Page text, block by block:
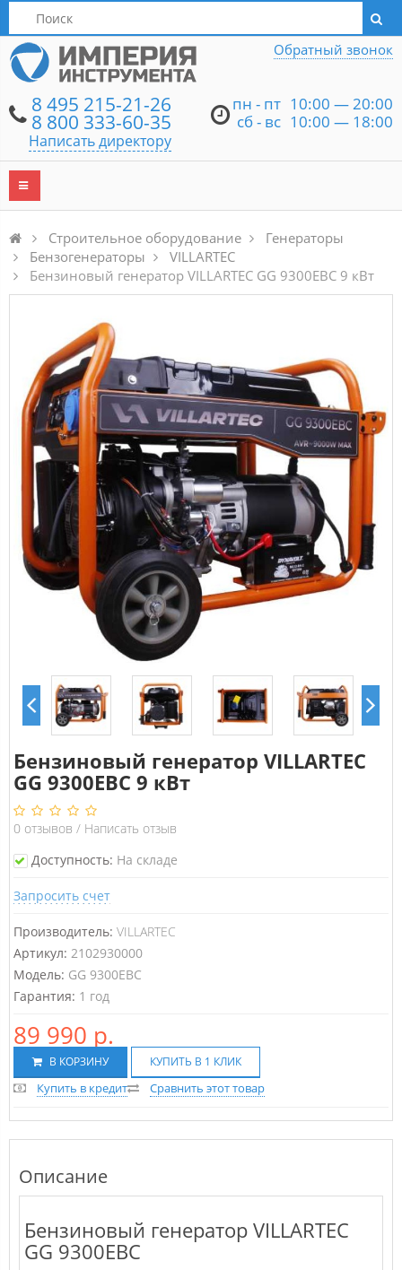
Написать директору
8 495 215-21-26
8 800 333-60-35
Написать директору
пн - пт 10:00 — 20:00
сб - вс 10:00 — 18:00
Обратный звонок
Строительное оборудование
Генераторы
Бензогенераторы
VILLARTEC
Бензиновый генератор VILLARTEC GG 9300ЕВС 9 кВт
Бензиновый генератор VILLARTEC
GG 9300ЕВС 9 кВт
0 отзывов / Написать отзыв
Доступность: На складе
Запросить счет
Производитель: VILLARTEC
Артикул: 2102930000
Модель: GG 9300ЕВС
Гарантия: 1 год
89 990 р.
В КОРЗИНУ КУПИТЬ В 1 КЛИК
Купить в кредит Сравнить этот товар
Описание
Бензиновый генератор VILLARTEC
GG 9300ЕВС